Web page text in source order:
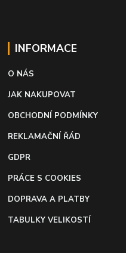
INFORMACE
O NÁS
JAK NAKUPOVAT
OBCHODNÍ PODMÍNKY
REKLAMAČNÍ ŘÁD
GDPR
PRÁCE S COOKIES
DOPRAVA A PLATBY
TABULKY VELIKOSTÍ